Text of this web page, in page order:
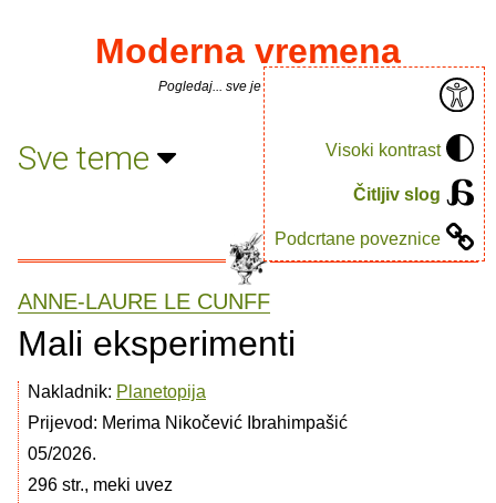
Visoki kontrast
Čitljiv slog
Podcrtane poveznice
Moderna vremena
Pogledaj... sve je puno knjiga.
Sve teme
ANNE-LAURE LE CUNFF
Mali eksperimenti
Nakladnik: Planetopija
Prijevod: Merima Nikočević Ibrahimpašić
05/2026.
296 str., meki uvez